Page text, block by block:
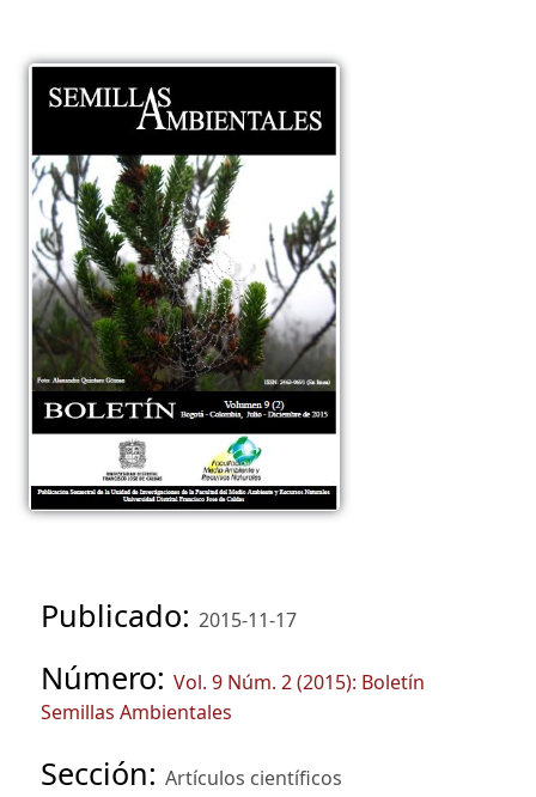
Publicado: 2015-11-17
Número: Vol. 9 Núm. 2 (2015): Boletín
Semillas Ambientales
Sección: Artículos científicos